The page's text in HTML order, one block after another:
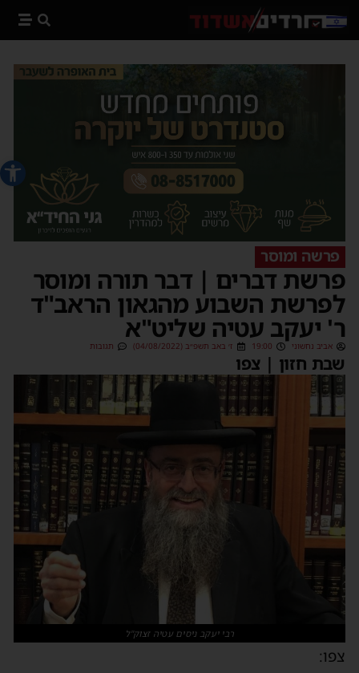
פתח
פרשה ומוסר
פרשת דברים | דבר תורה ומוסר
לפרשת השבוע מהגאון הראב"ד
ר' יעקב עטיה שליט"א
אביב נחשוני 19:00 ז׳ באב תשפ״ב (04/08/2022) תגובות
שבת חזון | צפו
רבי יעקב ניסים עטיה זצוק"ל
צפו: